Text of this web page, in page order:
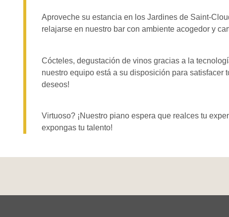
Aproveche su estancia en los Jardines de Saint-
relajarse en nuestro bar con ambiente acogedor y
Cócteles, degustación de vinos gracias a la
nuestro equipo está a su disposición para satisfacer
deseos!
Virtuoso? ¡Nuestro piano espera que realces tu
expongas tu talento!